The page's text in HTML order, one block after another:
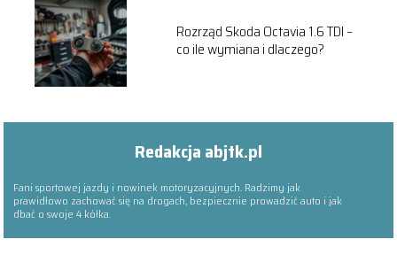
Rozrząd Skoda Octavia 1.6 TDI –
co ile wymiana i dlaczego?
Redakcja abjtk.pl
Fani sportowej jazdy i nowinek motoryzacyjnych. Radzimy jak
prawidłowo zachować się na drogach, bezpiecznie prowadzić auto i jak
dbać o swoje 4 kółka.